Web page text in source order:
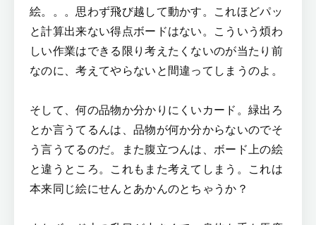
絵。。。思わず飛び越して動かす。これほどパッ
と計算出来ない得点ボードはない。こういう煩わ
しい作業はできる限り考えたくないのが当たり前
なのに、考えてやらないと間違ってしまうのよ。
そして、何の品物か分かりにくいカード。緑出ろ
とか言うてるんは、品物が何か分からないのでそ
う言うてるのだ。また腹立つんは、ボード上の絵
と違うところ。これもまた考えてしまう。これは
本来同じ絵にせんとあかんのとちゃうか？